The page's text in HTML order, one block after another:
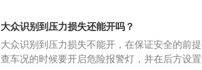
全性。轮胎的气压是不能过高也不能过低的，
会出现波浪变形现象，这样会增加爆胎的几率
低。
大众识别到压力损失还能开吗？
大众识别到压力损失不能开，在保证安全的前
查车况的时候要开启危险报警灯，并在后方设